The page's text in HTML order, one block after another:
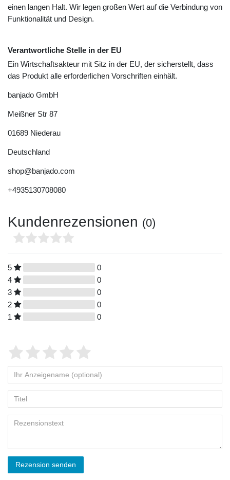
einen langen Halt. Wir legen großen Wert auf die Verbindung von
Funktionalität und Design.
Verantwortliche Stelle in der EU
Ein Wirtschaftsakteur mit Sitz in der EU, der sicherstellt, dass
das Produkt alle erforderlichen Vorschriften einhält.
banjado GmbH
Meißner Str 87
01689 Niederau
Deutschland
shop@banjado.com
+4935130708080
Kundenrezensionen (0)
5
0
4
0
3
0
2
0
1
0
Rezension senden